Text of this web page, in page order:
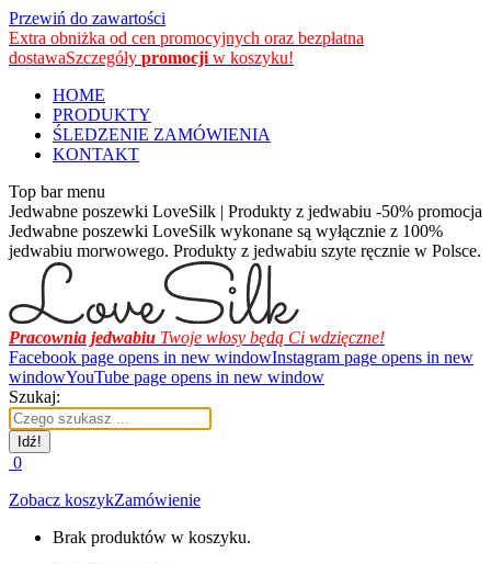
Przewiń do zawartości
Extra obniżka od cen promocyjnych oraz bezpłatna
dostawaSzczegóły promocji w koszyku!
HOME
PRODUKTY
ŚLEDZENIE ZAMÓWIENIA
KONTAKT
Top bar menu
Jedwabne poszewki LoveSilk | Produkty z jedwabiu -50% promocja
Jedwabne poszewki LoveSilk wykonane są wyłącznie z 100%
jedwabiu morwowego. Produkty z jedwabiu szyte ręcznie w Polsce.
Pracownia jedwabiu Twoje włosy będą Ci wdzięczne!
Facebook page opens in new windowInstagram page opens in new
windowYouTube page opens in new window
Szukaj:
0
Zobacz koszykZamówienie
Brak produktów w koszyku.